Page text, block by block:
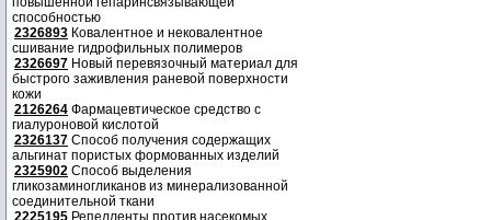
способностью
2326893 Ковалентное и нековалентное
сшивание гидрофильных полимеров
2326697 Новый перевязочный материал для
быстрого заживления раневой поверхности
кожи
2126264 Фармацевтическое средство с
гиалуроновой кислотой
2326137 Способ получения содержащих
альгинат пористых формованных изделий
2325902 Способ выделения
гликозаминогликанов из минерализованной
соединительной ткани
2225195 Репелленты против насекомых